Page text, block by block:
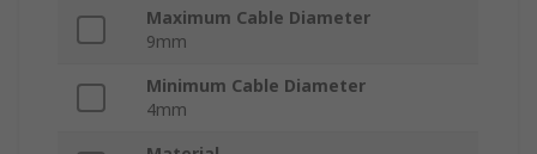
Maximum Cable Diameter
9mm
Minimum Cable Diameter
4mm